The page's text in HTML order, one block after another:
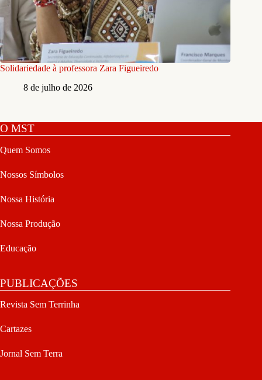
Solidariedade à professora Zara Figueiredo
8 de julho de 2026
O MST
Quem Somos
Nossos Símbolos
Nossa História
Nossa Produção
Educação
PUBLICAÇÕES
Revista Sem Terrinha
Cartazes
Jornal Sem Terra